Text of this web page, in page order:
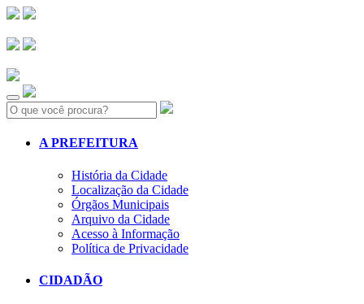
Search:
A PREFEITURA
História da Cidade
Localização da Cidade
Órgãos Municipais
Arquivo da Cidade
Acesso à Informação
Política de Privacidade
CIDADÃO